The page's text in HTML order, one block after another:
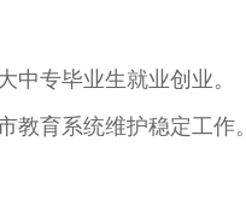
专毕业生就业创业。
育系统维护稳定工作。